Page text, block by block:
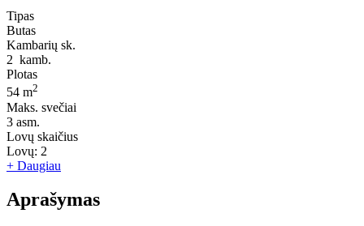
Tipas
Butas
Kambarių sk.
2 kamb.
Plotas
54 m2
Maks. svečiai
3 asm.
Lovų skaičius
Lovų: 2
+ Daugiau
Aprašymas